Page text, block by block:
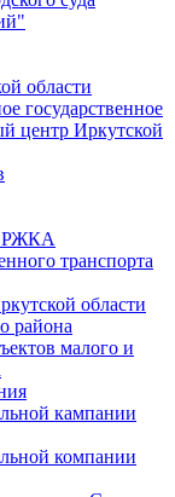
области
государственное
центр Иркутской
транспорта
области
района
малого и
кампании
компании